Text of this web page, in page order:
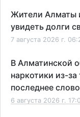
Жители Алматы
увидеть долги
7 августа 2026 г.
В Алматинской
наркотики из-
последнее слово
6 августа 2026 г.